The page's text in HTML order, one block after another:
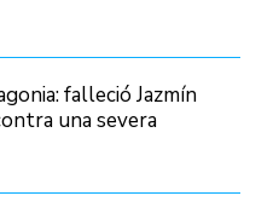
falleció Jazmín
una severa